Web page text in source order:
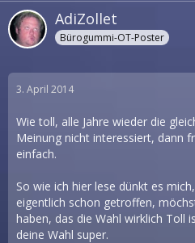
AdiZollet
Bürogummi-OT-Poster
3. April 2014
Wie toll, alle Jahre wieder die
Meinung nicht interessiert, dann
einfach.
So wie ich hier lese dünkt es
eigentlich schon getroffen,
haben, das die Wahl wirklich Toll
deine Wahl super.